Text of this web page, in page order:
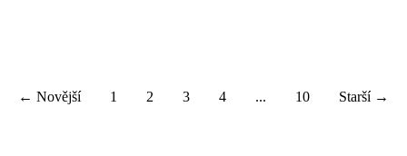
← Novější 1 2 3 4 ... 10 Starší →